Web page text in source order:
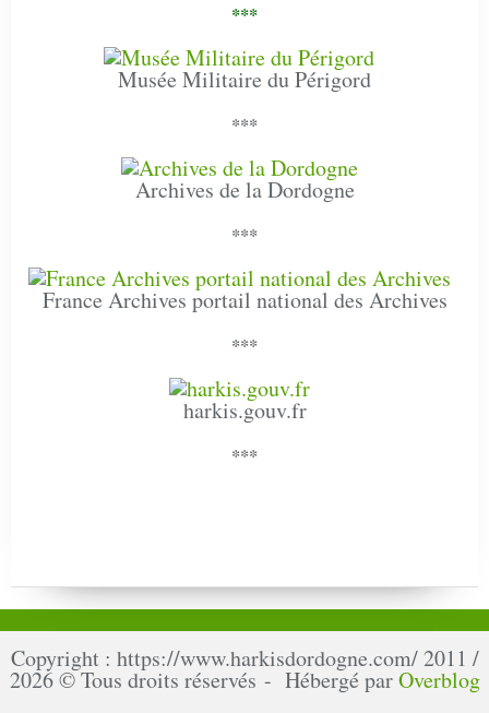
***
Musée Militaire du Périgord
***
Archives de la Dordogne
***
France Archives portail national des Archives
***
harkis.gouv.fr
***
Copyright : https://www.harkisdordogne.com/ 2011 /
2026 © Tous droits réservés - Hébergé parOverblog